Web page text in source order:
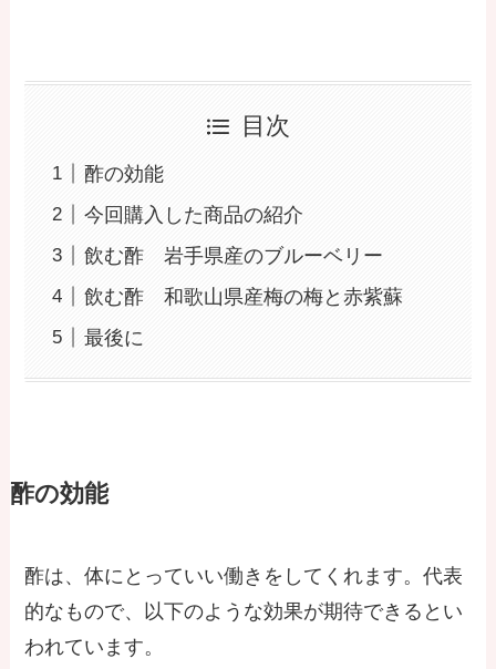
目次
酢の効能
今回購入した商品の紹介
飲む酢 岩手県産のブルーベリー
飲む酢 和歌山県産梅の梅と赤紫蘇
最後に
酢の効能
酢は、体にとっていい働きをしてくれます。代表
的なもので、以下のような効果が期待できるとい
われています。